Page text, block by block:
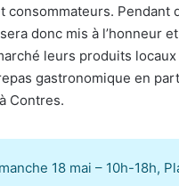
Pendant
donc mis à l’honneur
leurs produits
gastronomique en
Contres.
18 mai – 10h-18h,